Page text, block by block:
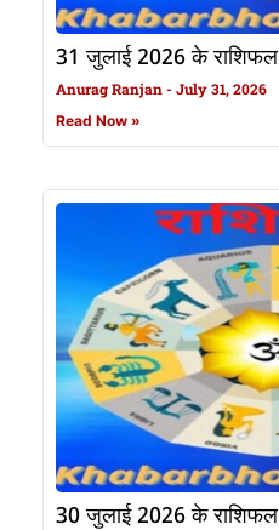
31 जुलाई 2026 के राशिफल
Anurag Ranjan July 31, 2026
Read Now »
30 जुलाई 2026 के राशिफल